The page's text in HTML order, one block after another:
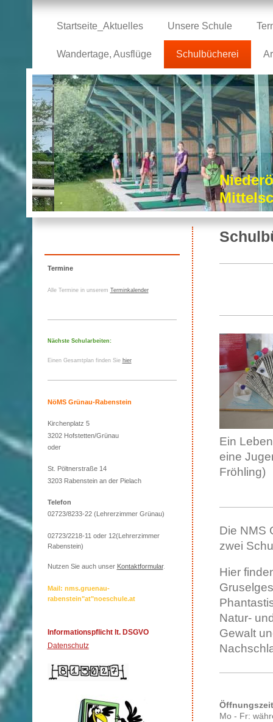
Startseite_Aktuelles Unsere Schule
Wandertage, Ausflüge Schulbücherei
Ein
eine
Fröhling )
Die NMS
zwei
Hier
Natur-
Gewalt
Mo - Fr:
Termine
Alle Termine in unserem Terminkalender
Nächste Schularbeiten:
Einen Gesamtplan finden Sie hier
NöMS Grünau-Rabenstein
Kirchenplatz 5
3202 Hofstetten/Grünau
oder
St. Pöltnerstraße 14
3203 Rabenstein an der Pielach
Telefon
02723/8233-22 (Lehrerzimmer Grünau)
02723/2218-11 oder 12(Lehrerzimmer
Rabenstein)
Nutzen Sie auch unser Kontaktformular.
Mail: nms.gruenau-
rabenstein"at"noeschule.at
Informationspflicht lt. DSGVO
Datenschutz